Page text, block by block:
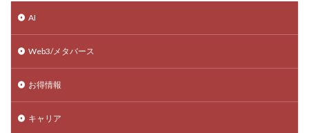
AI
Web3/メタバース
お得情報
キャリア